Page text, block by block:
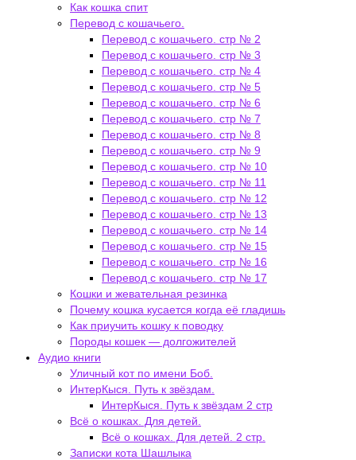
Как кошка спит
Перевод с кошачьего.
Перевод с кошачьего. стр № 2
Перевод с кошачьего. стр № 3
Перевод с кошачьего. стр № 4
Перевод с кошачьего. стр № 5
Перевод с кошачьего. стр № 6
Перевод с кошачьего. стр № 7
Перевод с кошачьего. стр № 8
Перевод с кошачьего. стр № 9
Перевод с кошачьего. стр № 10
Перевод с кошачьего. стр № 11
Перевод с кошачьего. стр № 12
Перевод с кошачьего. стр № 13
Перевод с кошачьего. стр № 14
Перевод с кошачьего. стр № 15
Перевод с кошачьего. стр № 16
Перевод с кошачьего. стр № 17
Кошки и жевательная резинка
Почему кошка кусается когда её гладишь
Как приучить кошку к поводку
Породы кошек — долгожителей
Аудио книги
Уличный кот по имени Боб.
ИнтерКыся. Путь к звёздам.
ИнтерКыся. Путь к звёздам 2 стр
Всё о кошках. Для детей.
Всё о кошках. Для детей. 2 стр.
Записки кота Шашлыка